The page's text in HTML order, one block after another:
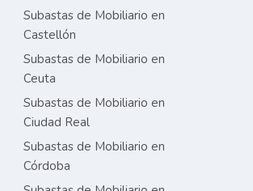
Subastas de Mobiliario en
Castellón
Subastas de Mobiliario en
Ceuta
Subastas de Mobiliario en
Ciudad Real
Subastas de Mobiliario en
Córdoba